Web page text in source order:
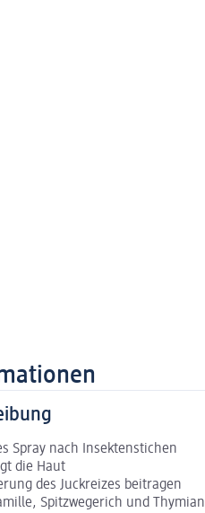
Spray nach Insektenstichen
die Haut
des Juckreizes beitragen
Spitzwegerich und Thymian